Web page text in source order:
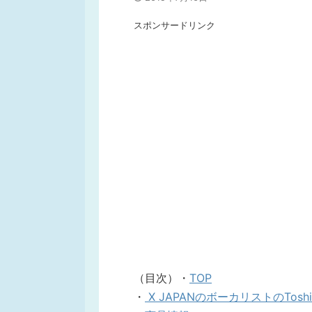
スポンサードリンク
（目次）・ TOP
・ X JAPANのボーカリストの